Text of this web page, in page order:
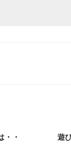
・・ 遊